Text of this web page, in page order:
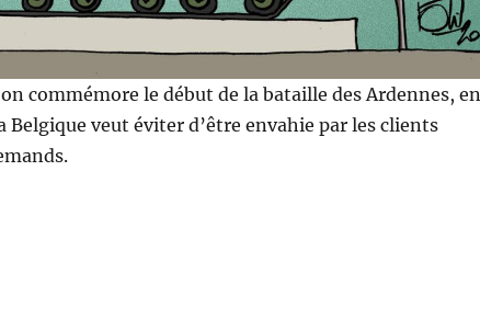
on commémore le début de la bataille des Ardennes, en
Belgique veut éviter d’être envahie par les clients